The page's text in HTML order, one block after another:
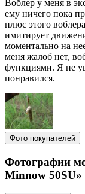
Воблер у меня в
ему ничего пока
плюс этого
имитирует
моментально на
меня жалоб нет,
функциями. Я не
понравился.
Фото покупателей
Фотографии
Minnow 50SU»